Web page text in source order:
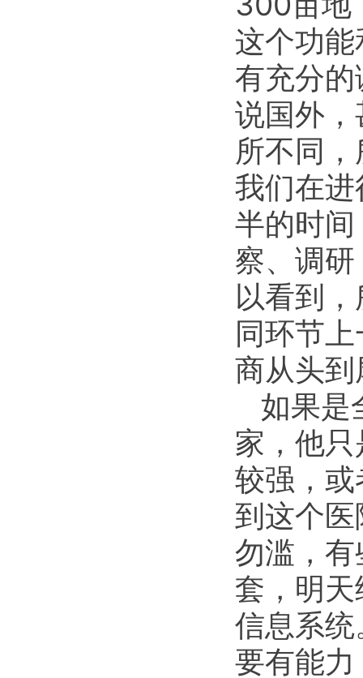
这个功
有充分
说国外
所不同
我们在
半的时
察、调
以看到
同环节
商从头
如果是
家，他
较强，
到这个
勿滥，
套，明
信息系
要有能